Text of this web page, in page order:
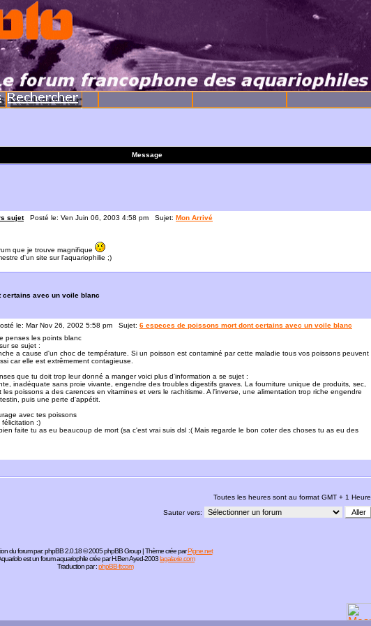
Message
sujetPosté le: Ven Juin 06, 2003 4:58 pm Sujet: Mon Arrivé
que je trouve magnifique
d'un site sur l'aquariophilie ;)
certains avec un voile blanc
le: Mar Nov 26, 2002 5:58 pm Sujet: 6 especes de poissons mort dont certains avec un voile blanc
penses les points blanc
se sujet :
a cause d'un choc de température. Si un poisson est contaminé par cette maladie tous vos poissons peuvent
car elle est extrêmement contagieuse.
que tu doit trop leur donné a manger voici plus d'information a se sujet :
inadéquate sans proie vivante, engendre des troubles digestifs graves. La fourniture unique de produits, sec,
poissons a des carences en vitamines et vers le rachitisme. A l'inverse, une alimentation trop riche engendre
puis une perte d'appétit.
avec tes poissons
:)
faite tu as eu beaucoup de mort (sa c'est vrai suis dsl :( Mais regarde le bon coter des choses tu as eu des
Toutes les heures sont au format GMT + 1 Heure
Sauter vers:
du forum par:phpBB2.0.18 © 2005 phpBB Group | Thème crée parPigne.net
est un forum aquariophile crée par H.Ben Ayed-2003lagalaxie.com
Traduction par :phpBB-fr.com